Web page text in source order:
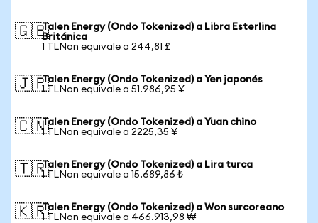
🇬🇧Talen Energy (Ondo Tokenized) a Libra Esterlina
Británica
1 TLNon equivale a 244,81 £
🇯🇵Talen Energy (Ondo Tokenized) a Yen japonés
1 TLNon equivale a 51.986,95 ¥
🇨🇳Talen Energy (Ondo Tokenized) a Yuan chino
1 TLNon equivale a 2225,35 ¥
🇹🇷Talen Energy (Ondo Tokenized) a Lira turca
1 TLNon equivale a 15.689,86 ₺
🇰🇷Talen Energy (Ondo Tokenized) a Won surcoreano
1 TLNon equivale a 466.913,98 ₩